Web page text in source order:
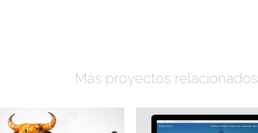
Más proyectos relacionados
digital de